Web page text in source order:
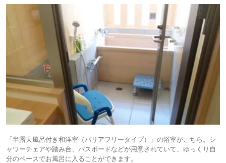
「半露天風呂付き和洋室（バリアフリータイプ）」の浴室がこちら。シ
ャワーチェアや踏み台、バスボードなどが用意されていて、ゆっくり自
分のペースでお風呂に入ることができます。